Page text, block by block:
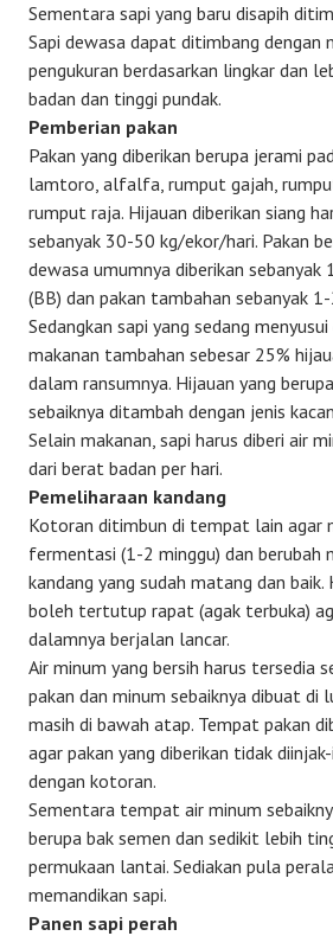
Sementara sapi yang baru disapih
Sapi dewasa dapat ditimbang dengan
pengukuran berdasarkan lingkar dan
badan dan tinggi pundak.
Pemberian pakan
Pakan yang diberikan berupa jerami
lamtoro, alfalfa, rumput gajah,
rumput raja. Hijauan diberikan siang
sebanyak 30-50 kg/ekor/hari. Pakan
dewasa umumnya diberikan sebanyak
(BB) dan pakan tambahan sebanyak
Sedangkan sapi yang sedang
makanan tambahan sebesar 25%
dalam ransumnya. Hijauan yang
sebaiknya ditambah dengan jenis
Selain makanan, sapi harus diberi air
dari berat badan per hari.
Pemeliharaan kandang
Kotoran ditimbun di tempat lain agar
fermentasi (1-2 minggu) dan berubah
kandang yang sudah matang dan baik.
boleh tertutup rapat (agak terbuka)
dalamnya berjalan lancar.
Air minum yang bersih harus tersedia
pakan dan minum sebaiknya dibuat di
masih di bawah atap. Tempat pakan
agar pakan yang diberikan tidak
dengan kotoran.
Sementara tempat air minum
berupa bak semen dan sedikit lebih
permukaan lantai. Sediakan pula
memandikan sapi.
Panen sapi perah